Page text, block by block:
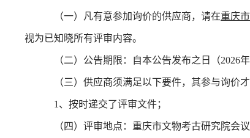
（一）凡有意参加询价的供应商，请在重庆
视为已知晓所有评审内容。
（二）公告期限：自本公告发布之日（2026
（三）供应商须满足以下要件，其参与询价才
1、按时递交了评审文件；
（四）评审地点：重庆市文物考古研究院会议